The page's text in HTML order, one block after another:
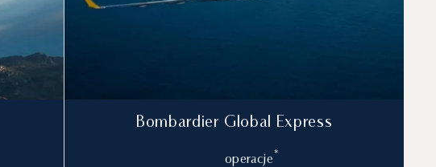
Bombardier Global Express
operacje *